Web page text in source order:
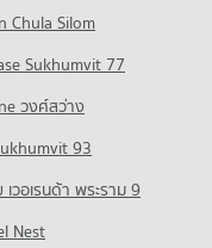
Chula Silom
Sukhumvit 77
วงศ์สว่าง
93
วอเรนด้า พระราม 9
Nest